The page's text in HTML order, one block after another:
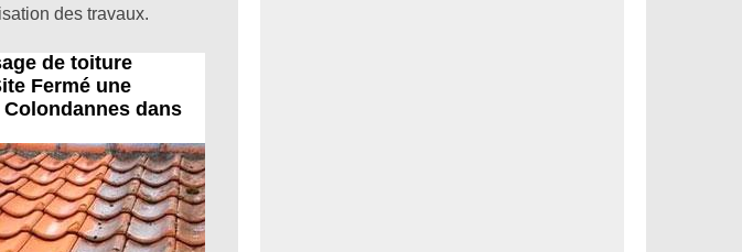
des travaux.
de toiture
Fermé une
dans